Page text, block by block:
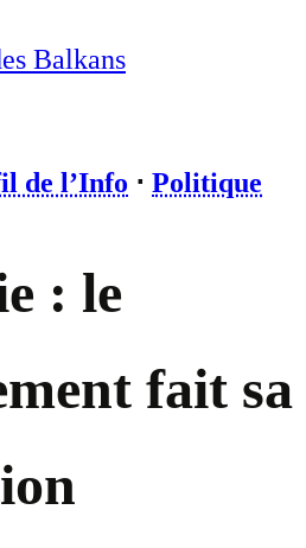
Balkans
de l’Info ⋅ Politique
: le
fait sa